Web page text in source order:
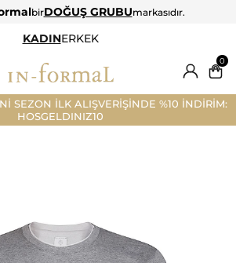
birDOĞUŞ GRUBUmarkasıdır.
KADINERKEK
0
SEZON İLK ALIŞVERİŞİNDE %10 İNDİRİM:
HOSGELDINIZ10